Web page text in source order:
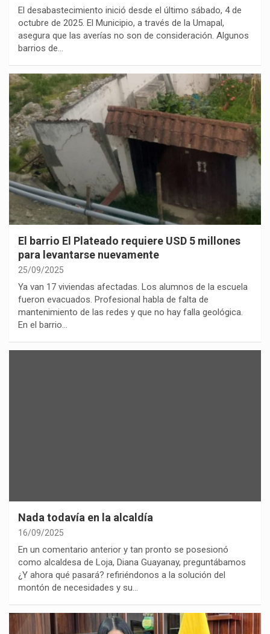
El desabastecimiento inició desde el último sábado, 4 de
octubre de 2025. El Municipio, a través de la Umapal,
asegura que las averías no son de consideración. Algunos
barrios de…
El barrio El Plateado requiere USD 5 millones
para levantarse nuevamente
25/09/2025
Ya van 17 viviendas afectadas. Los alumnos de la escuela
fueron evacuados. Profesional habla de falta de
mantenimiento de las redes y que no hay falla geológica.
En el barrio…
Nada todavía en la alcaldía
16/09/2025
En un comentario anterior y tan pronto se posesionó
como alcaldesa de Loja, Diana Guayanay, preguntábamos
¿Y ahora qué pasará? refiriéndonos a la solución del
montón de necesidades y su…